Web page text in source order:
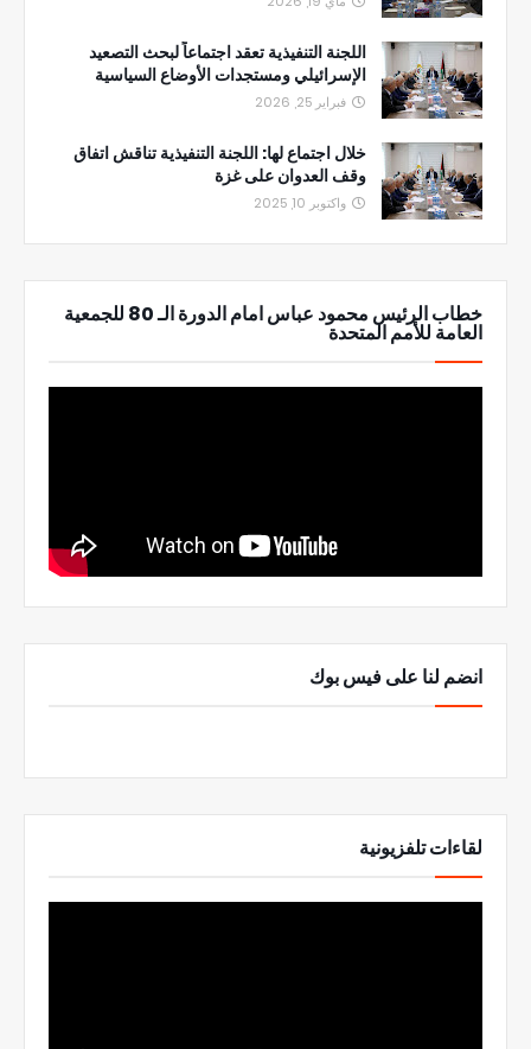
اللجنة التنفيذية تعقد اجتماعاً لبحث التصعيد
الإسرائيلي ومستجدات الأوضاع السياسية
فبراير 25, 2026
خلال اجتماع لها: اللجنة التنفيذية تناقش اتفاق
وقف العدوان على غزة
واكتوبر 10, 2025
خطاب الرئيس محمود عباس امام الدورة الـ 80 للجمعية
العامة للأمم المتحدة
انضم لنا على فيس بوك
لقاءات تلفزيونية